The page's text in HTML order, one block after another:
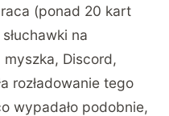
(ponad 20 kart
na
Discord,
rozładowanie tego
wypadało podobnie,